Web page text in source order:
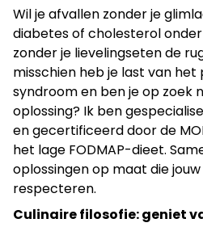
Wil je afvallen zonder je
diabetes of cholesterol
zonder je lievelingseten de
misschien heb je last van
syndroom en ben je op zoek
oplossing? Ik ben
en gecertificeerd door de
het lage FODMAP-dieet.
oplossingen op maat die
respecteren.
Culinaire filosofie: geniet